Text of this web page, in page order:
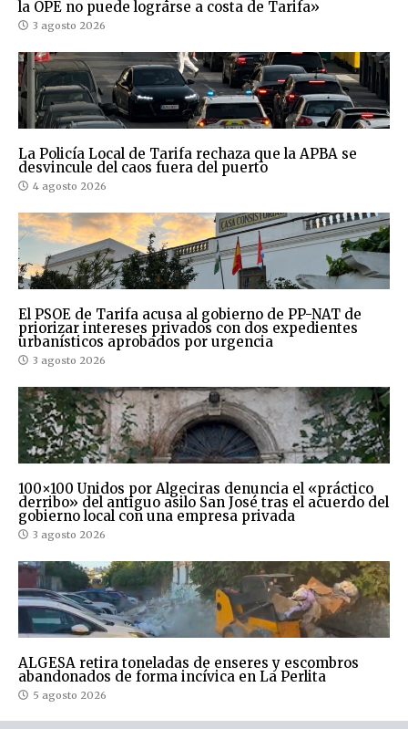
la OPE no puede lograrse a costa de Tarifa»
3 agosto 2026
La Policía Local de Tarifa rechaza que la APBA se
desvincule del caos fuera del puerto
4 agosto 2026
El PSOE de Tarifa acusa al gobierno de PP-NAT de
priorizar intereses privados con dos expedientes
urbanísticos aprobados por urgencia
3 agosto 2026
100×100 Unidos por Algeciras denuncia el «práctico
derribo» del antiguo asilo San José tras el acuerdo del
gobierno local con una empresa privada
3 agosto 2026
ALGESA retira toneladas de enseres y escombros
abandonados de forma incívica en La Perlita
5 agosto 2026